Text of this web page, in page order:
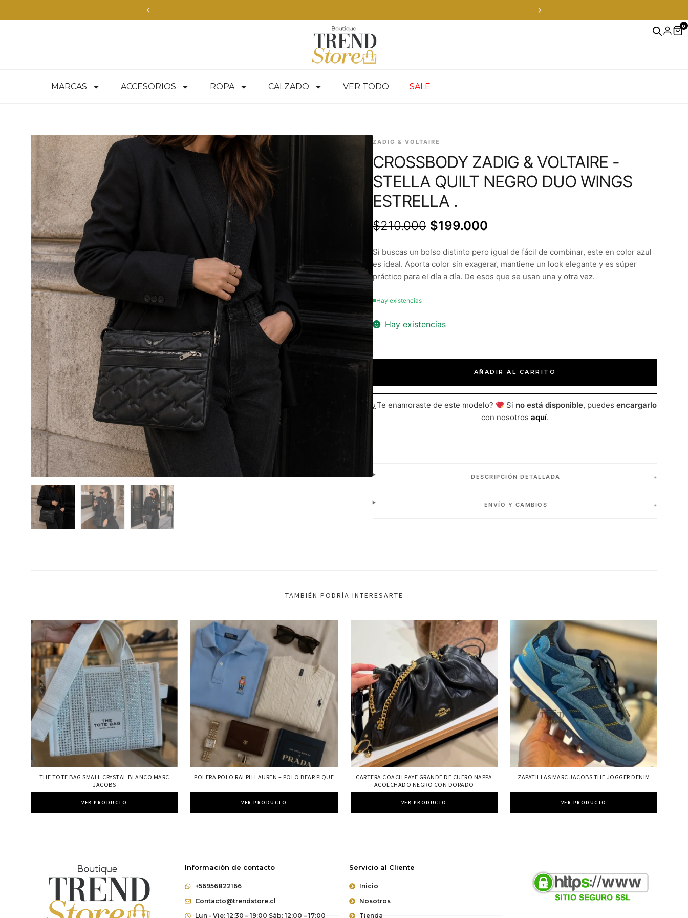
0
MARCAS ACCESORIOS ROPA CALZADO VER TODO SALE
ZADIG & VOLTAIRE
CROSSBODY ZADIG & VOLTAIRE -
STELLA QUILT NEGRO DUO WINGS
ESTRELLA .
$210.000 $199.000
Si buscas un bolso distinto pero igual de fácil de combinar, este en color azul
es ideal. Aporta color sin exagerar, mantiene un look elegante y es súper
práctico para el día a día. De esos que se usan una y otra vez.
Hay existencias
Hay existencias
AÑADIR AL CARRITO
¿Te enamoraste de este modelo? Si no está disponible, puedesencargarlo
con nosotros aquí.
DESCRIPCIÓN DETALLADA
ENVÍO Y CAMBIOS
TAMBIÉN PODRÍA INTERESARTE
THE TOTE BAG SMALL CRYSTAL BLANCO MARC
JACOBS
VER PRODUCTO
POLERA POLO RALPH LAUREN – POLO BEAR PIQUE
VER PRODUCTO
CARTERA COACH FAYE GRANDE DE CUERO NAPPA
ACOLCHADO NEGRO CON DORADO
VER PRODUCTO
ZAPATILLAS MARC JACOBS THE JOGGER DENIM
VER PRODUCTO
Información de contacto
+56956822166
Contacto@trendstore.cl
Lun - Vie: 12:30 – 19:00 Sáb: 12:00 – 17:00
Servicio al Cliente
Inicio
Nosotros
Tienda